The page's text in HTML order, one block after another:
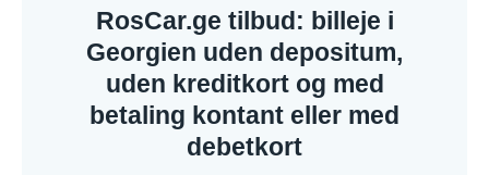
RosCar.ge tilbud: billeje i
Georgien uden depositum,
uden kreditkort og med
betaling kontant eller med
debetkort